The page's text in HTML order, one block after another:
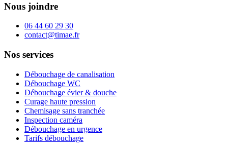
Nous joindre
06 44 60 29 30
contact@timae.fr
Nos services
Débouchage de canalisation
Débouchage WC
Débouchage évier & douche
Curage haute pression
Chemisage sans tranchée
Inspection caméra
Débouchage en urgence
Tarifs débouchage